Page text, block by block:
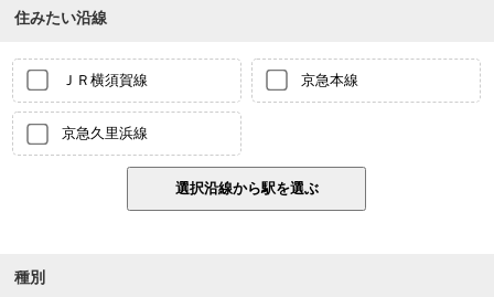
住みたい沿線
ＪＲ横須賀線 京急本線
京急久里浜線
種別